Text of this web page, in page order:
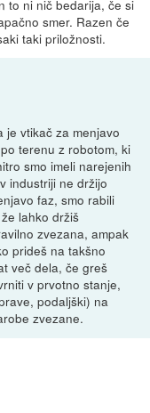
to ni nič bedarija, če si
smer. Razen če
taki priložnosti.
je vtikač za menjavo
terenu z robotom, ki
smo imeli narejenih
industriji ne držijo
faz, smo rabili
lahko držiš
zvezana, ampak
prideš na takšno
več dela, če greš
v prvotno stanje,
podaljški) na
zvezane.